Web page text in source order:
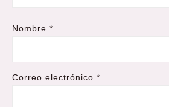
Nombre *
Correo electrónico *